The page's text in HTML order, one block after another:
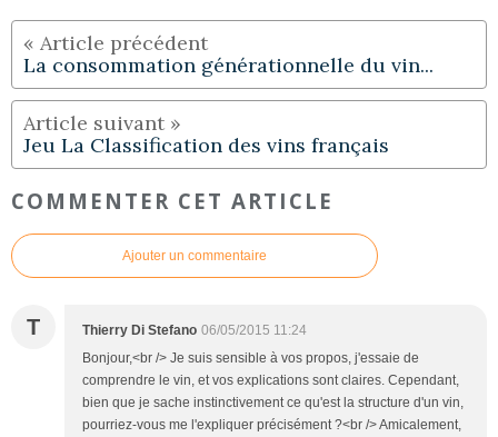
La consommation générationnelle du vin...
Jeu La Classification des vins français
COMMENTER CET ARTICLE
Ajouter un commentaire
T Thierry Di Stefano 06/05/2015 11:24
Bonjour,<br /> Je suis sensible à vos propos, j'essaie de
comprendre le vin, et vos explications sont claires. Cependant,
bien que je sache instinctivement ce qu'est la structure d'un vin,
pourriez-vous me l'expliquer précisément ?<br /> Amicalement,